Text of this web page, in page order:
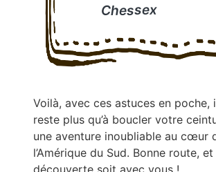
Chessex
Voilà, avec ces astuces en poche,
reste plus qu’à boucler votre
une aventure inoubliable au cœur
l’Amérique du Sud. Bonne route,